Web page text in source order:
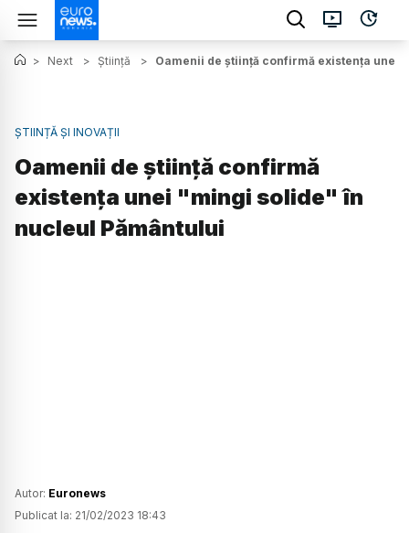
> Next > Știință > Oamenii de știință confirmă existența unei
ȘTIINȚĂ ȘI INOVAȚII
Oamenii de știință confirmă
existența unei "mingi solide" în
nucleul Pământului
Autor: Euronews
Publicat la: 21/02/2023 18:43